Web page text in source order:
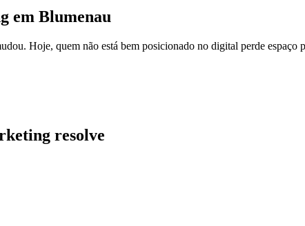
em Blumenau
Hoje, quem não está bem posicionado no digital perde espaço
resolve